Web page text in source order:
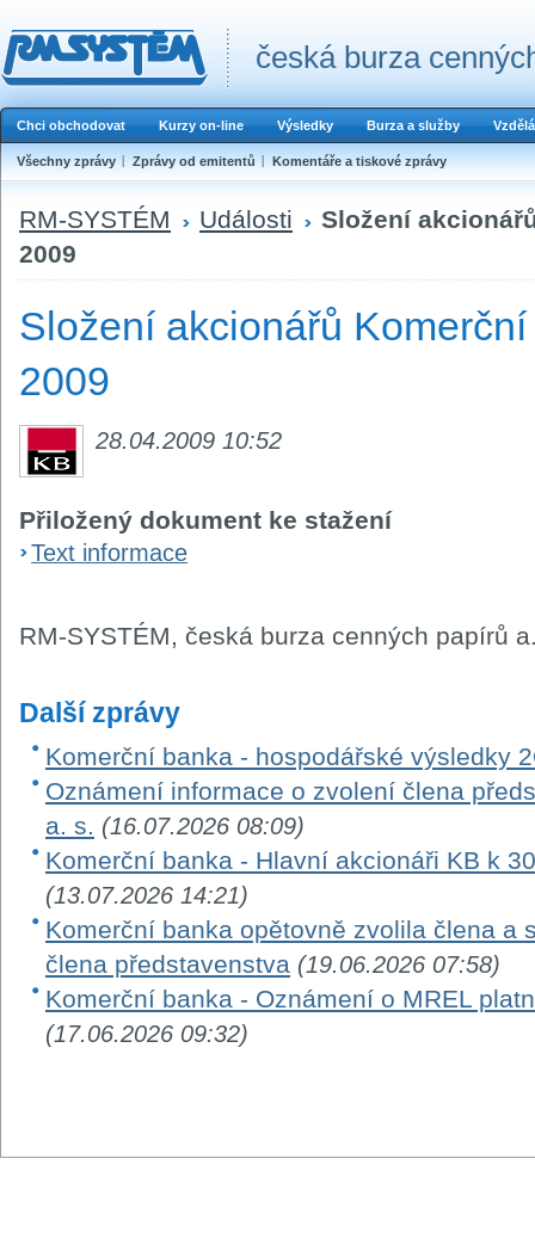
česká burza
Chci obchodovat Kurzy on-line Výsledky Burza a služby
Všechny zprávy Zprávy od emitentů Komentáře a tiskové zprávy
RM-SYSTÉM Události
Složení
2009
Složení akcionářů
2009
28.04.2009 10:52
Přiložený dokument ke stažení
Text informace
RM-SYSTÉM, česká burza cenných papírů
Další zprávy
Komerční banka - hospodářské výsledky
Oznámení informace o zvolení člena
a. s. (16.07.2026 08:09)
Komerční banka - Hlavní akcionáři KB k
(13.07.2026 14:21)
Komerční banka opětovně zvolila člena a
člena představenstva (19.06.2026 07:58)
Komerční banka - Oznámení o MREL
(17.06.2026 09:32)